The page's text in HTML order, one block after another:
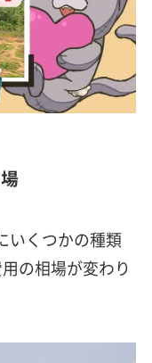
いくつかの種類
の相場が変わり